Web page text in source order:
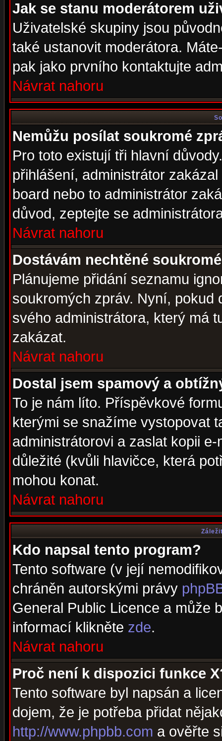
Jak se stanu moderátorem
Uživatelské skupiny jsou
také ustanovit moderátora.
pak jako prvního kontaktujte
Návrat nahoru
Nemůžu posílat soukromé
Pro toto existují tři hlavní
přihlášení, administrátor
board nebo to administrátor
důvod, zeptejte se
Návrat nahoru
Dostávám nechtěné
Plánujeme přidání seznamu
soukromých zpráv. Nyní, pokud
svého administrátora, který má
zakázat.
Návrat nahoru
Dostal jsem spamový a
To je nám líto. Příspěvkové
kterými se snažíme vystopovat
administrátorovi a zaslat kopii
důležité (kvůli hlavičce, která
mohou konat.
Návrat nahoru
Kdo napsal tento program?
Tento software (v její
chráněn autorskými právy
General Public Licence a může
informací klikněte zde.
Návrat nahoru
Proč není k dispozici funkce
Tento software byl napsán a
dojem, že je potřeba přidat
http://www.phpbb.com a ověřte